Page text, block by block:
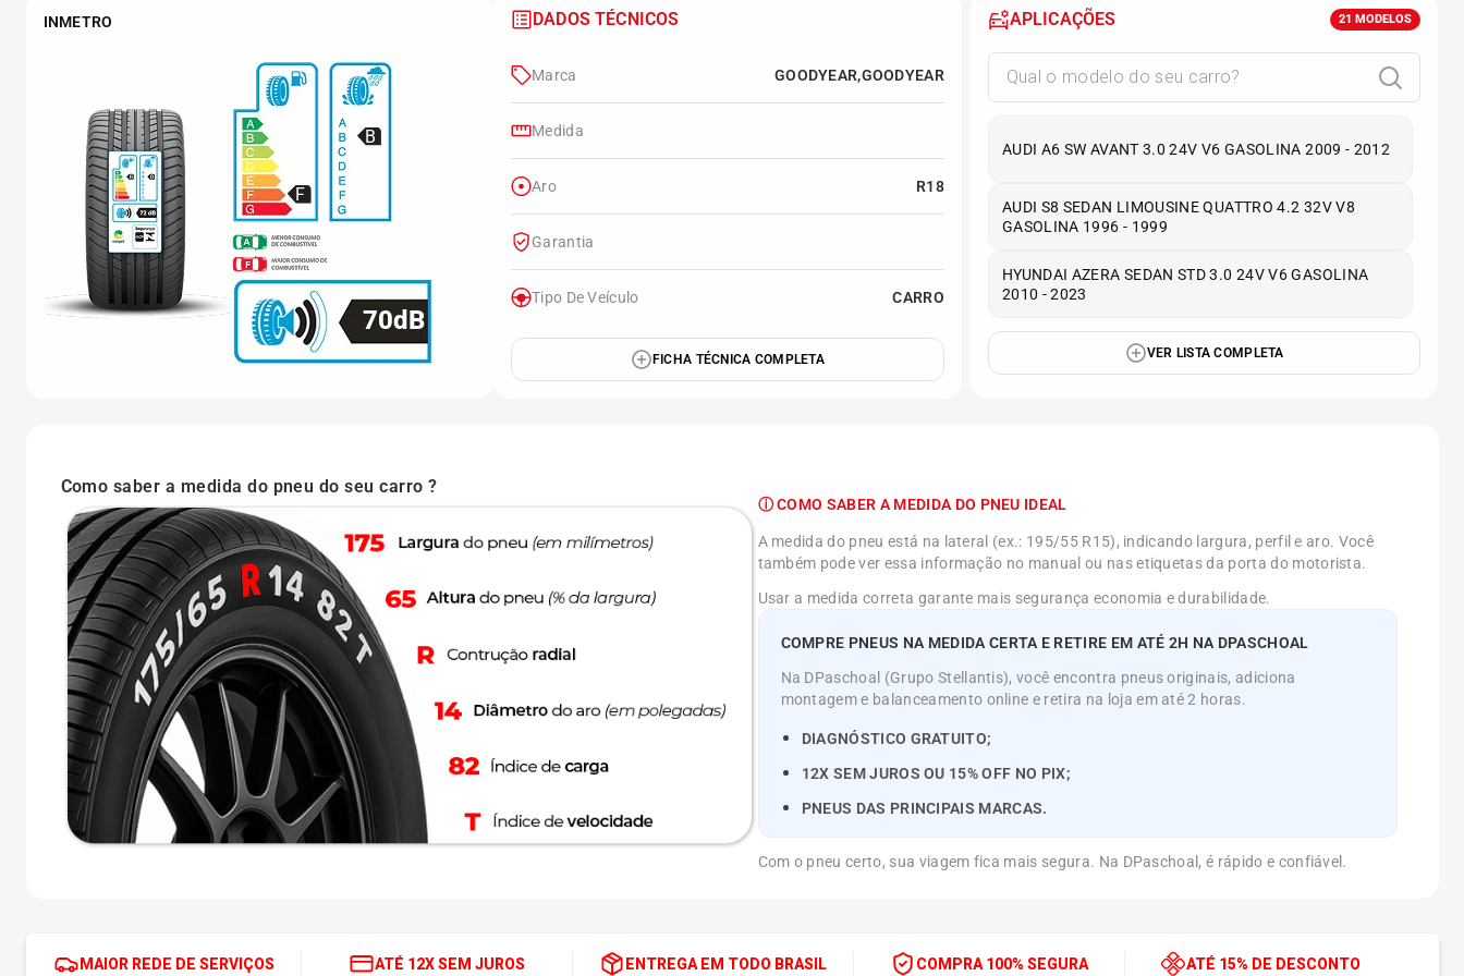
INMETRO
F
B
70dB
DADOS TÉCNICOS
Marca GOODYEAR,GOODYEAR
Medida
Aro R18
Garantia
Tipo De Veículo CARRO
FICHA TÉCNICA COMPLETA
APLICAÇÕES 21 MODELOS
AUDI A6 SW AVANT 3.0 24V V6 GASOLINA 2009 - 2012
AUDI S8 SEDAN LIMOUSINE QUATTRO 4.2 32V V8
GASOLINA 1996 - 1999
HYUNDAI AZERA SEDAN STD 3.0 24V V6 GASOLINA
2010 - 2023
VER LISTA COMPLETA
Como saber a medida do pneu do seu carro ?
ⓘ COMO SABER A MEDIDA DO PNEU IDEAL
A medida do pneu está na lateral (ex.: 195/55 R15), indicando largura, perfil e aro. Você
também pode ver essa informação no manual ou nas etiquetas da porta do motorista.
Usar a medida correta garante mais segurança economia e durabilidade.
COMPRE PNEUS NA MEDIDA CERTA E RETIRE EM ATÉ 2H NA DPASCHOAL
Na DPaschoal (Grupo Stellantis), você encontra pneus originais, adiciona
montagem e balanceamento online e retira na loja em até 2 horas.
DIAGNÓSTICO GRATUITO;
12X SEM JUROS OU 15% OFF NO PIX;
PNEUS DAS PRINCIPAIS MARCAS.
Com o pneu certo, sua viagem fica mais segura. Na DPaschoal, é rápido e confiável.
MAIOR REDE DE SERVIÇOS ATÉ 12X SEM JUROS ENTREGA EM TODO BRASIL COMPRA 100% SEGURA ATÉ 15% DE DESCONTO